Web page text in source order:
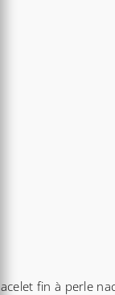
fin à perle